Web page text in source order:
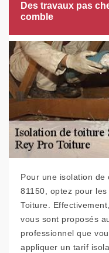
Des travaux pas
comble
Pour une isolation de
81150, optez pour
Toiture.
vous sont proposés
professionnel que
appliquer un tarif